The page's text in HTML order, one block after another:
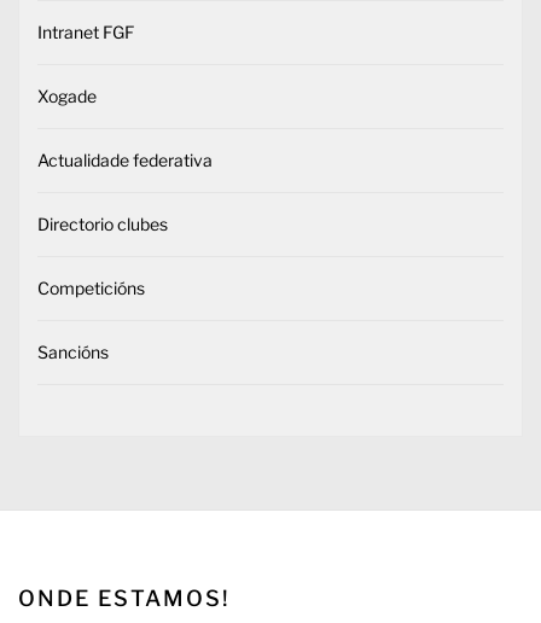
Intranet FGF
Xogade
Actualidade federativa
Directorio clubes
Competicións
Sancións
ONDE ESTAMOS!